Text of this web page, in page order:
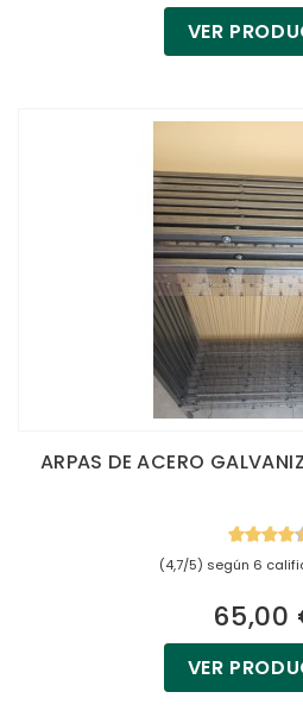
VER
ARPAS DE ACERO
(4,7/5) según 6
65,00
VER